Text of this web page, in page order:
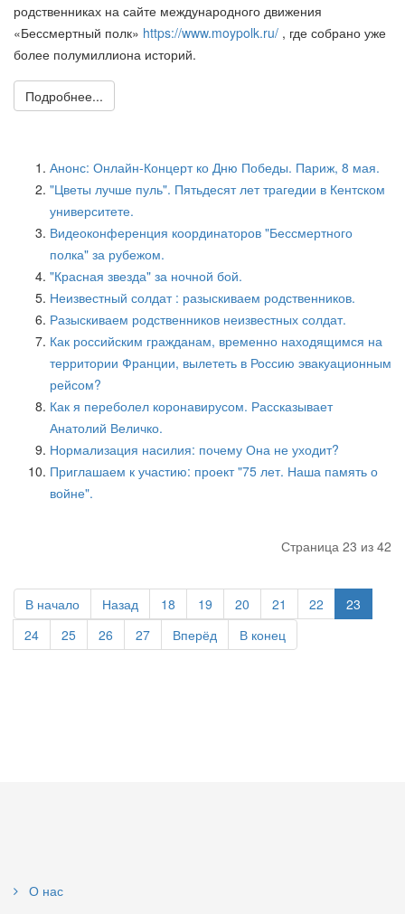
родственниках на сайте международного движения
«Бессмертный полк» https://www.moypolk.ru/ , где собрано уже
более полумиллиона историй.
Подробнее...
Анонс: Онлайн-Концерт ко Дню Победы. Париж, 8 мая.
"Цветы лучше пуль". Пятьдесят лет трагедии в Кентском
университете.
Видеоконференция координаторов "Бессмертного
полка" за рубежом.
"Красная звезда" за ночной бой.
Неизвестный солдат : разыскиваем родственников.
Разыскиваем родственников неизвестных солдат.
Как российским гражданам, временно находящимся на
территории Франции, вылететь в Россию эвакуационным
рейсом?
Как я переболел коронавирусом. Рассказывает
Анатолий Величко.
Нормализация насилия: почему Она не уходит?
Приглашаем к участию: проект "75 лет. Наша память о
войне".
Страница 23 из 42
В начало Назад 18 19 20 21 22
23
24
25 26 27 Вперёд В конец
О нас